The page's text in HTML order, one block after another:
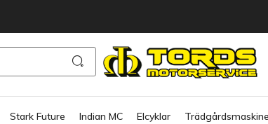
Stark Future Indian MC Elcyklar